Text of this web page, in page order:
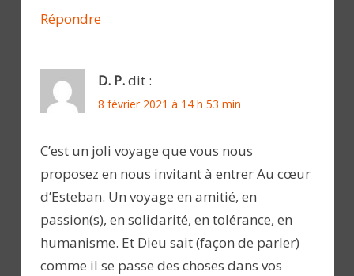
Répondre
D. P.dit :
8 février 2021 à 14 h 53 min
C’est un joli voyage que vous nous
proposez en nous invitant à entrer Au cœur
d’Esteban. Un voyage en amitié, en
passion(s), en solidarité, en tolérance, en
humanisme. Et Dieu sait (façon de parler)
comme il se passe des choses dans vos